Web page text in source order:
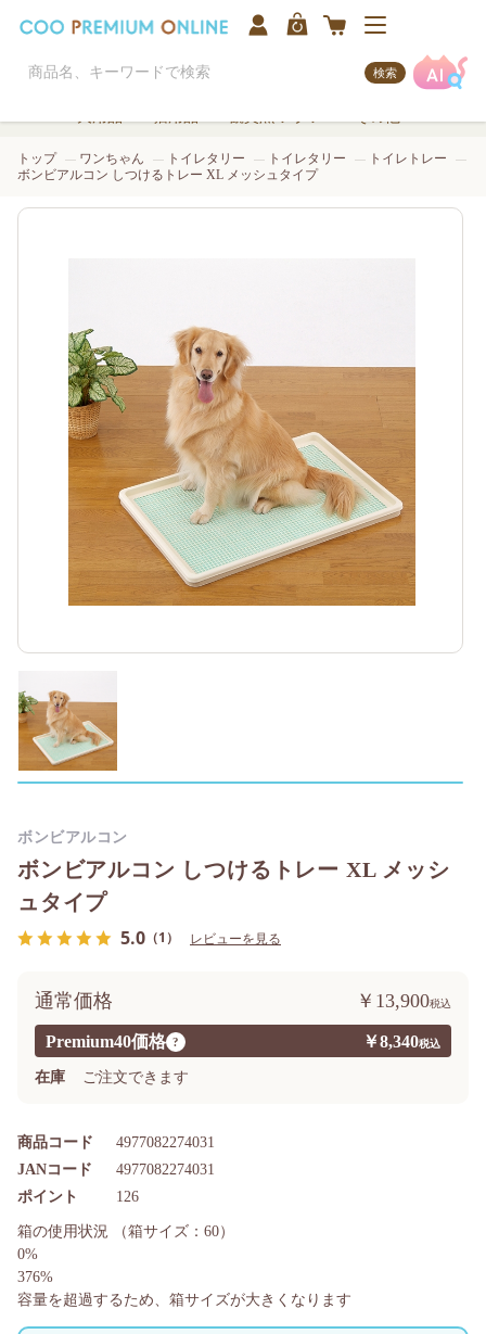
検索
トップ ワンちゃん トイレタリー トイレタリー
トイレトレー
ボンビアルコン しつけるトレー XL メッシュタイプ
ボンビアルコン しつけるトレー XL メッシ
ュタイプ
5.0 （1） レビューを見る
Premium40価格 ? ￥8,340
通常価格 ￥13,900
在庫 ご注文できます
商品コード 4977082274031
ポイント 126
JANコード 4977082274031
ボンビアルコン
箱の使用状況
（箱サイズ：60）
0%
376%
容量を超過するため、箱サイズが大きくなります